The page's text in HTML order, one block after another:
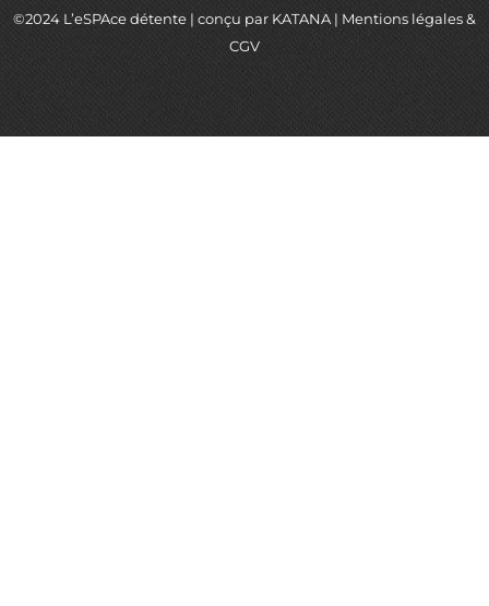
©2024 L’eSPAce détente | conçu par KATANA | Mentions légales&
CGV